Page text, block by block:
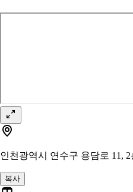
인천광역시 연수구 용담로 11,
복사